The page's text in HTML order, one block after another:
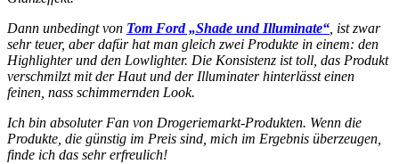
Dann unbedingt von Tom Ford „Shade und Illuminate“ , ist zwar
sehr teuer, aber dafür hat man gleich zwei Produkte in einem: den
Highlighter und den Lowlighter. Die Konsistenz ist toll, das Produkt
verschmilzt mit der Haut und der Illuminater hinterlässt einen
feinen, nass schimmernden Look.
Ich bin absoluter Fan von Drogeriemarkt-Produkten. Wenn die
Produkte, die günstig im Preis sind, mich im Ergebnis überzeugen,
finde ich das sehr erfreulich!